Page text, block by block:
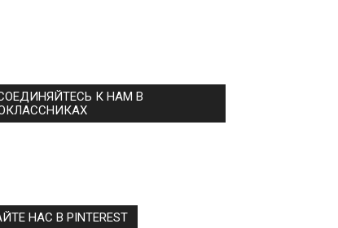
К НАМ В
НАС В PINTEREST